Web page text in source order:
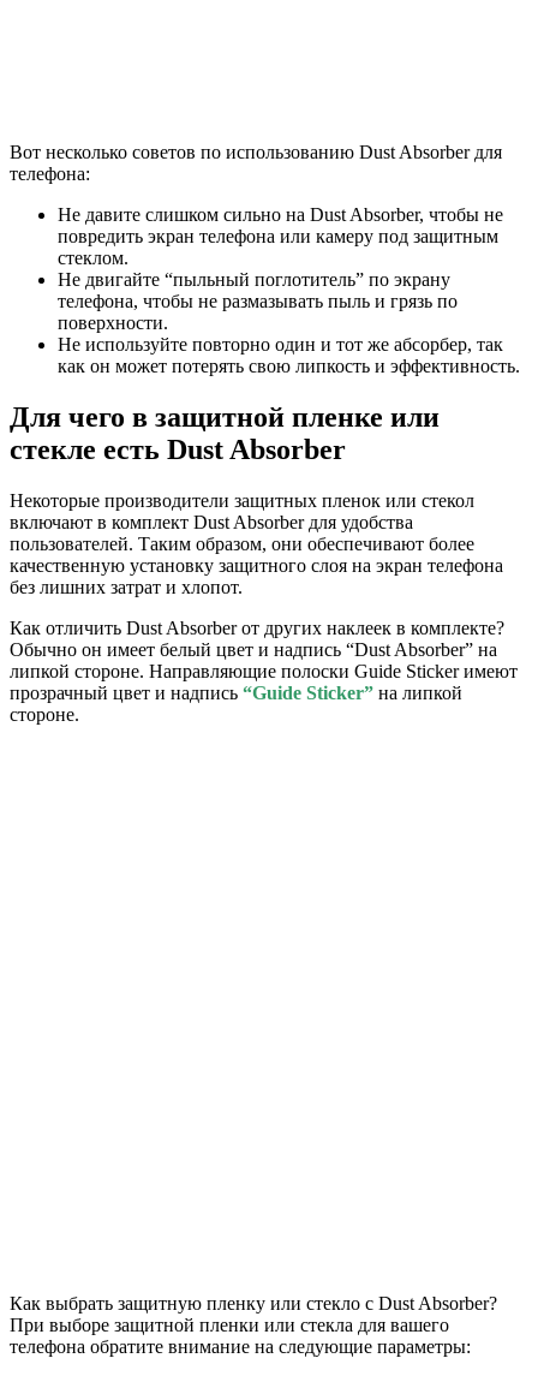
Вот несколько советов по использованию Dust Absorber для
телефона:
Не давите слишком сильно на Dust Absorber, чтобы не
повредить экран телефона или камеру под защитным
стеклом.
Не двигайте “пыльный поглотитель” по экрану
телефона, чтобы не размазывать пыль и грязь по
поверхности.
Не используйте повторно один и тот же абсорбер, так
как он может потерять свою липкость и эффективность.
Для чего в защитной пленке или
стекле есть Dust Absorber
Некоторые производители защитных пленок или стекол
включают в комплект Dust Absorber для удобства
пользователей. Таким образом, они обеспечивают более
качественную установку защитного слоя на экран телефона
без лишних затрат и хлопот.
Как отличить Dust Absorber от других наклеек в комплекте?
Обычно он имеет белый цвет и надпись “Dust Absorber” на
липкой стороне. Направляющие полоски Guide Sticker имеют
прозрачный цвет и надпись “Guide Sticker” на липкой
стороне.
Как выбрать защитную пленку или стекло с Dust Absorber?
При выборе защитной пленки или стекла для вашего
телефона обратите внимание на следующие параметры: